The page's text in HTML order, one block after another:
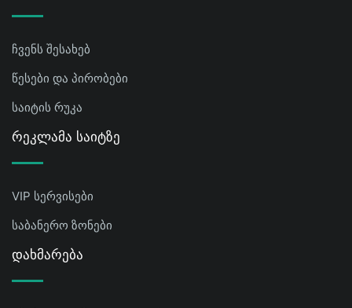
ჩვენს შესახებ
წესები და პირობები
საიტის რუკა
Რეკლამა Საიტზე
VIP სერვისები
საბანერო ზონები
Დახმარება